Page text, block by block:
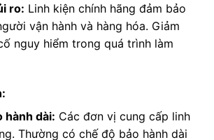
ro: Linh kiện chính hãng đảm bảo
vận hành và hàng hóa. Giảm
nguy hiểm trong quá trình làm
hành dài: Các đơn vị cung cấp linh
Thường có chế độ bảo hành dài